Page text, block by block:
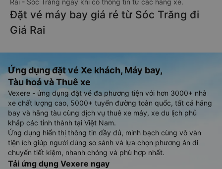
Đặt vé máy bay giá rẻ từ Sóc Trăng đi
Giá Rai
Ứng dụng đặt vé Xe khách, Máy bay,
Tàu hoả và Thuê xe
Vexere - ứng dụng đặt vé đa phương tiện với hơn 3000+ nhà
xe chất lượng cao, 5000+ tuyến đường toàn quốc, tất cả hãng
bay và hãng tàu cùng dịch vụ thuê xe máy, xe du lịch phủ
khắp các tỉnh thành tại Việt Nam.
Ứng dụng hiển thị thông tin đầy đủ, minh bạch cùng vô vàn
tiện ích giúp người dùng so sánh và lựa chọn phương án di
chuyển tiết kiệm, nhanh chóng và phù hợp nhất.
Tải ứng dụng Vexere ngay